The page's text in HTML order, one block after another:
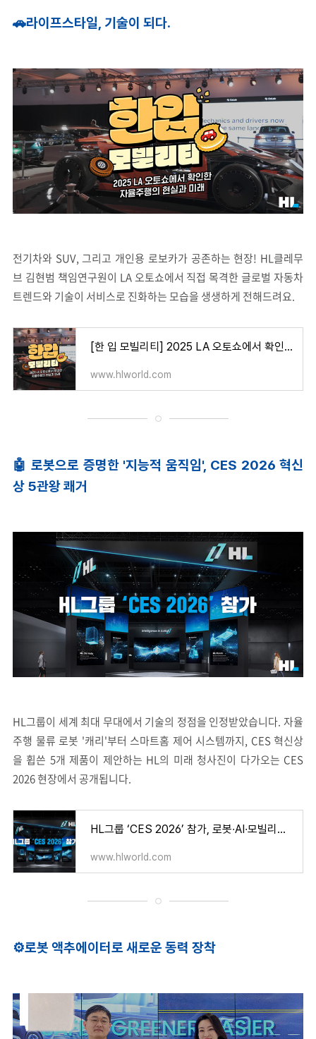
🚗라이프스타일, 기술이 되다.
전기차와 SUV, 그리고 개인용 로보카가 공존하는 현장! HL클레무
브 김현범 책임연구원이 LA 오토쇼에서 직접 목격한 글로벌 자동차
트렌드와 기술이 서비스로 진화하는 모습을 생생하게 전해드려요.
[한 입 모빌리티] 2025 LA 오토쇼에서 확인한 자율주행의 현실과 미래
www.hlworld.com
🤖 로봇으로 증명한'지능적 움직임', CES 2026 혁신
상 5관왕쾌거
HL그룹이 세계 최대 무대에서 기술의 정점을 인정받았습니다. 자율
주행 물류 로봇 '캐리'부터 스마트홈 제어 시스템까지, CES 혁신상
을 휩쓴 5개 제품이 제안하는 HL의 미래 청사진이 다가오는 CES
2026 현장에서 공개됩니다.
HL그룹 ‘CES 2026’ 참가, 로봇∙AI∙모빌리티 등 5개 혁신상 수상
www.hlworld.com
⚙로봇 액추에이터로 새로운 동력 장착